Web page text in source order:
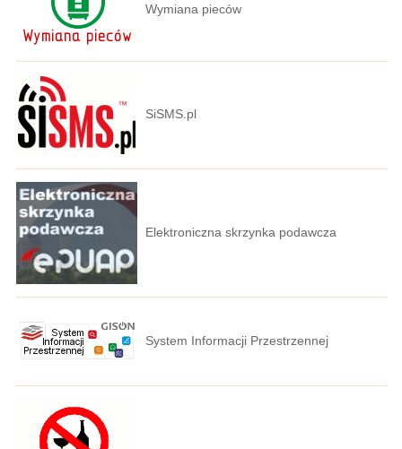
Wymiana pieców
SiSMS.pl
Elektroniczna skrzynka podawcza
System Informacji Przestrzennej